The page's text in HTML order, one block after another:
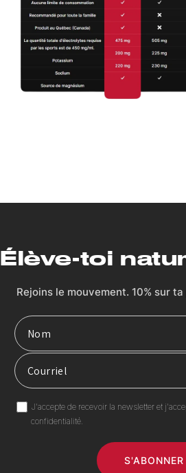
Élève-toi
Rejoins le mouvement. 10% sur
J'accepte de recevoir la newsletter et
confidentialité.
S'ABONNER